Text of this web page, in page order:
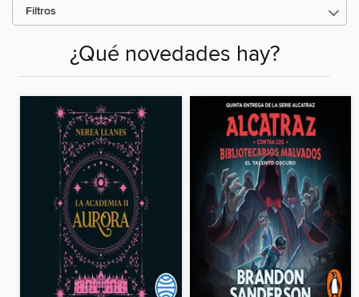
Filtros
¿Qué novedades hay?